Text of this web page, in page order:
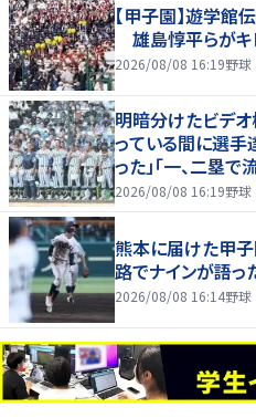
【甲子園】遊学館
雄島惇平らがキ
2026/08/08 16:19野球
明暗分けたビデ
っている間に選手
った」「一、二塁で
2026/08/08 16:19野球
熊本に届けた甲
路でナインが語っ
2026/08/08 16:14野球